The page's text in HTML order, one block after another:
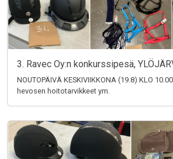
3. Ravec Oy:n konkurssipesä,
NOUTOPÄIVÄ KESKIVIIKKONA (19.8) KLO
hevosen hoitotarvikkeet ym.